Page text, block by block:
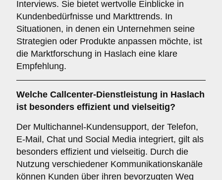
Interviews. Sie bietet wertvolle Einblicke in
Kundenbedürfnisse und Markttrends. In
Situationen, in denen ein Unternehmen seine
Strategien oder Produkte anpassen möchte, ist
die Marktforschung in Haslach eine klare
Empfehlung.
Welche Callcenter-Dienstleistung in Haslach
ist besonders effizient und vielseitig?
Der Multichannel-Kundensupport, der Telefon,
E-Mail, Chat und Social Media integriert, gilt als
besonders effizient und vielseitig. Durch die
Nutzung verschiedener Kommunikationskanäle
können Kunden über ihren bevorzugten Weg